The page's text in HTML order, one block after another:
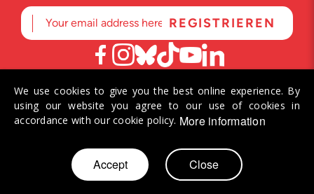
Mein Warenkorb
Produktneuheiten zu erfahren.
© 2026 Helvetiq SA. Alle Rechte vorbehalten.
We use cookies to give you the best online experience. By
using our website you agree to our use of cookies in
accordance with our cookie policy. More information
Accept Close